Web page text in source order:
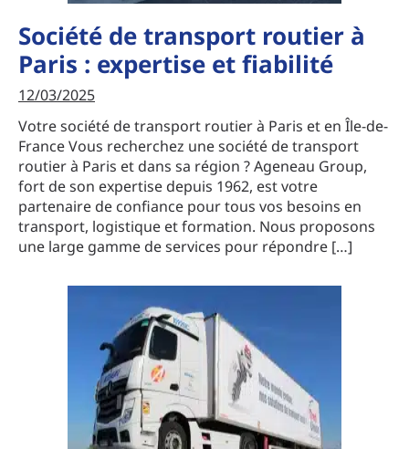
Société de transport routier à
Paris : expertise et fiabilité
12/03/2025
Votre société de transport routier à Paris et en Île-de-
France Vous recherchez une société de transport
routier à Paris et dans sa région ? Ageneau Group,
fort de son expertise depuis 1962, est votre
partenaire de confiance pour tous vos besoins en
transport, logistique et formation. Nous proposons
une large gamme de services pour répondre […]